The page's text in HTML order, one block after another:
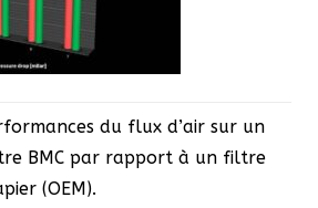
du flux d’air sur un
BMC par rapport à un filtre
(OEM).